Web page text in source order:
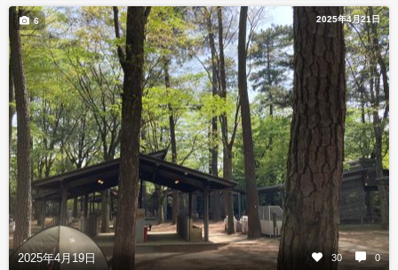
2025年4月21日
2025年4月19日 30 0
6